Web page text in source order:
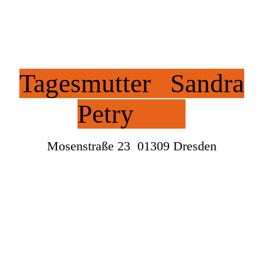
Tagesmutter Sandra
Petry
Mosenstraße 23 01309 Dresden